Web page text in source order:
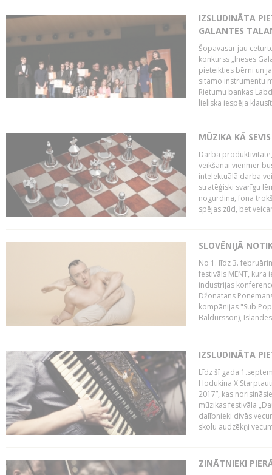
IZSLUDINĀTA
GALANTES
Šopavasar jau
konkurss „Ineses
pieteikties bērni un
sitamo instrumentu
Rietumu bankas
lieliska iespēja
MŪZIKA KĀ
Darba
veikšanai vienmēr
intelektuālā darba
stratēģiski svarīgu
nogurdina, fona
spējas zūd, bet
SLOVĒNIJĀ
No 1. līdz 3.
festivāls MENT, kura
industrijas
Džonatans
kompānijas "Sub
Baldursson),
IZSLUDINĀTA
Līdz šī gada
Hodukina X
2017”, kas
mūzikas festivāla
dalībnieki divās
skolu audzēkņi
ZINĀTNIEKI